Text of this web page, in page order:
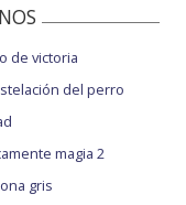
de victoria
del perro
magia 2
gris